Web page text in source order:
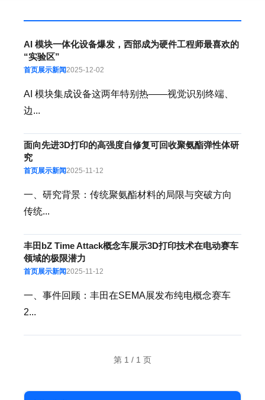
AI 模块一体化设备爆发，西部成为硬件工程师最喜欢的
“实验区”
首页展示新闻2025-12-02
AI 模块集成设备这两年特别热——视觉识别终端、
边...
面向先进3D打印的高强度自修复可回收聚氨酯弹性体研
究
首页展示新闻2025-11-12
一、研究背景：传统聚氨酯材料的局限与突破方向
传统...
丰田bZ Time Attack概念车展示3D打印技术在电动赛车
领域的极限潜力
首页展示新闻2025-11-12
一、事件回顾：丰田在SEMA展发布纯电概念赛车
2...
第 1 / 1 页